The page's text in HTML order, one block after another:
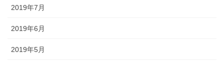
2019年7月
2019年6月
2019年5月